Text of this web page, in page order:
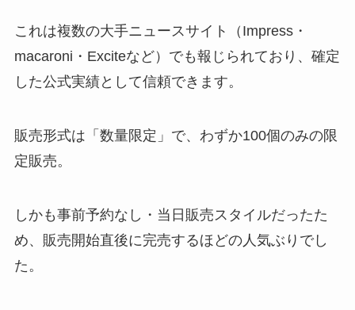
これは複数の大手ニュースサイト（Impress・
macaroni・Exciteなど）でも報じられており、確定
した公式実績として信頼できます。
販売形式は「数量限定」で、わずか100個のみの限
定販売。
しかも事前予約なし・当日販売スタイルだったた
め、販売開始直後に完売するほどの人気ぶりでし
た。